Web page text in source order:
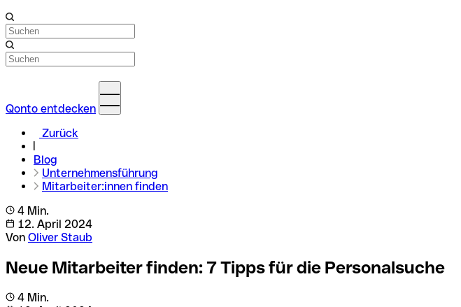
Qonto entdecken
Zurück
Blog
Unternehmensführung
Mitarbeiter:innen finden
4 Min.
12. April 2024
Von Oliver Staub
Neue Mitarbeiter finden: 7 Tipps für die Personalsuche
4 Min.